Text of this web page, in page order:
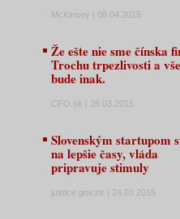
McKinsey | 08.04.2015
Že ešte nie sme čínska
Trochu trpezlivosti a
bude inak.
CFO.sk | 26.03.2015
Slovenským startupom
na lepšie časy, vláda
pripravuje stimuly
justice.gov.sk | 24.03.2015